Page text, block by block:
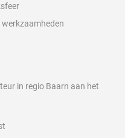
werkzaamheden
in regio Baarn aan het